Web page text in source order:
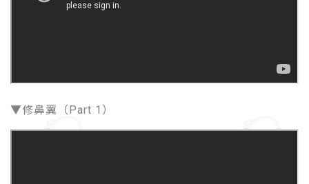
▼修鼻翼（Part 1）